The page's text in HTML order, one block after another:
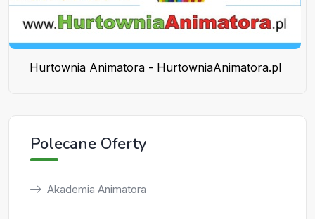
Hurtownia Animatora - HurtowniaAnimatora.pl
Polecane Oferty
Akademia Animatora